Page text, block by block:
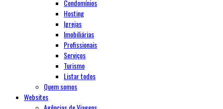
Condomínios
Hosting
Igrejas
Imobiliárias
Profissionais
Serviços
Turismo
Listar todos
Quem somos
Websites